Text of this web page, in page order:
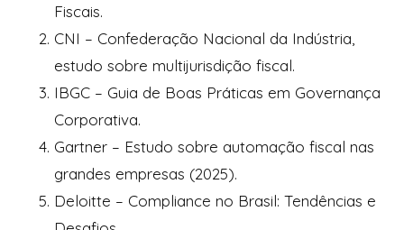
Fiscais.
CNI – Confederação Nacional da Indústria,
estudo sobre multijurisdição fiscal.
IBGC – Guia de Boas Práticas em Governança
Corporativa.
Gartner – Estudo sobre automação fiscal nas
grandes empresas (2025).
Deloitte – Compliance no Brasil: Tendências e